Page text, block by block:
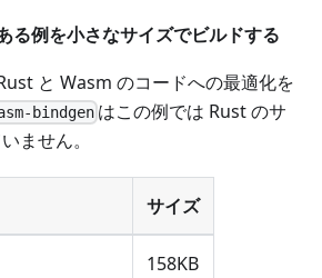
例を小さなサイズでビルドする
と Wasm のコードへの最適化を
bindgen はこの例では Rust のサ
ません。
サイズ
158KB